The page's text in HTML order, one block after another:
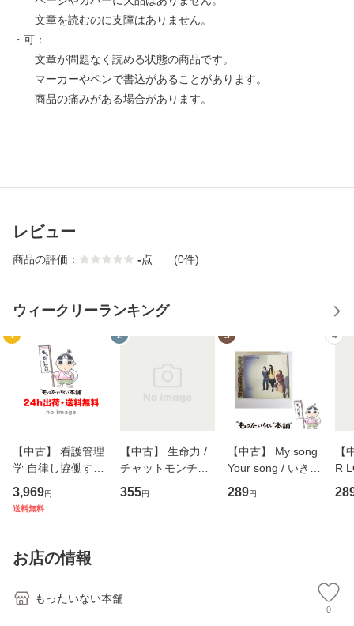
文章を読むのに支障はありません。
・可：
文章が問題なく読める状態の商品です。
マーカーやペンで書込があることがあります。
商品の痛みがある場合があります。
レビュー
商品の評価： -点 (0件)
ウィークリーランキング
1
【中古】 看護管理
学 自律し協働する
専門職の看護マネ
ジメントスキル 改
恵 藤本幸三 / 南江
堂 [単行
3,969円
送料無料
2
【中古】 生命力 /
チャットモンチー /
キューンレコード
[CD]【メール便送
355円
3
【中古】 My song
Your song / いきも
のがかり / [CD]
【メール便送料無
289円
4
【
R
産
お店の情報
もったいない本舗
0